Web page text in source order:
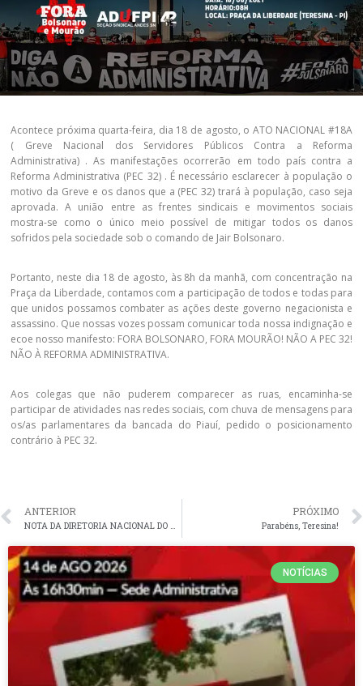
Acontece próxima quarta-feira, dia 18 de agosto, o ATO NACIONAL #18A
( Greve Nacional dos Servidores Públicos Contra a Reforma
Administrativa) . As manifestações ocorrerão em todo país contra a
Reforma Administrativa (PEC 32) . É necessário esclarecer à população o
motivo da Greve e os danos que a (PEC 32) trará à população, caso seja
aprovada. A união entre as frentes sindicais e movimentos sociais
mostra-se como o único meio possível de mitigar todos os danos
sofridos pela sociedade sob o comando de Jair Bolsonaro.
Portanto, neste dia 18 de agosto, às 8h da manhã, com concentração na
Praça da Liberdade, contamos com a participação de todos e todas para
que unidos possamos combater as ações deste governo negacionista e
assassino. Que nossas vozes possam comunicar toda nossa indignação e
ecoe nosso manifesto: FORA BOLSONARO, FORA MOURÃO! NÃO A PEC 32!
NÃO À REFORMA ADMINISTRATIVA.
Aos colegas que não puderem comparecer as ruas, encaminha-se
participar de atividades nas redes sociais, com chuva de mensagens para
os/as parlamentares da bancada do Piauí, pedido o posicionamento
contrário à PEC 32.
ANTERIOR
NOTA DA DIRETORIA NACIONAL DO ANDES-SN DE REPÚDIO CONTRA AS DECLARAÇÕES DO MINISTRO DA EDUCAÇÃO, MILTON RIBEIRO
PRÓXIMO
Parabéns, Teresina!
NOTÍCIAS